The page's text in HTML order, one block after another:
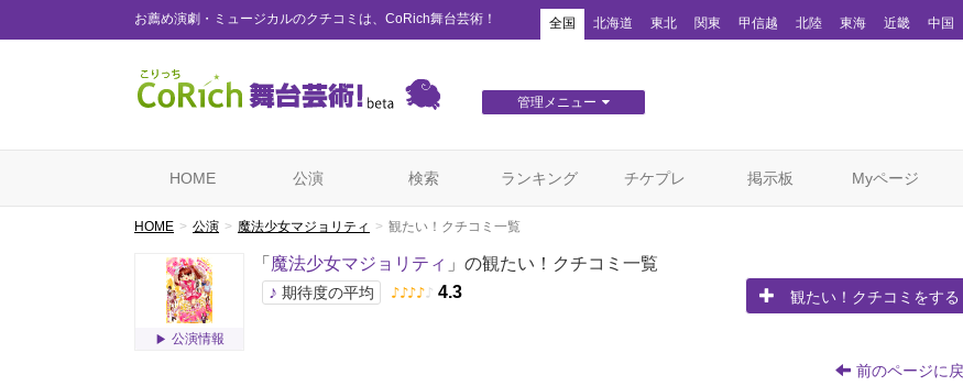
お薦め演劇・ミュージカルのクチコミは、CoRich舞台芸術！ 全国 北海道 東北 関東 甲信越 北陸 東海 近畿 中国
管理メニュー
HOME 公演 検索 ランキング チケプレ 掲示板 Myページ
HOME 公演 魔法少女マジョリティ 観たい！クチコミ一覧
公演情報
「 魔法少女マジョリティ 」の観たい！クチコミ一覧
♪ 期待度の平均 ♪ ♪ ♪ ♪ ♪ 4.3 観たい！クチコミをする
前のページに